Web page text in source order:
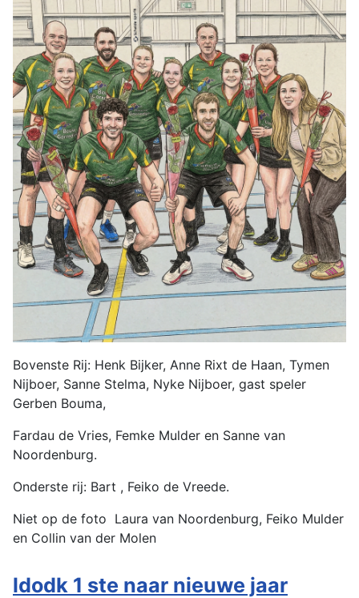
Bovenste Rij: Henk Bijker, Anne Rixt de Haan, Tymen
Nijboer, Sanne Stelma, Nyke Nijboer, gast speler
Gerben Bouma,
Fardau de Vries, Femke Mulder en Sanne van
Noordenburg.
Onderste rij: Bart , Feiko de Vreede.
Niet op de foto Laura van Noordenburg, Feiko Mulder
en Collin van der Molen
ldodk 1 ste naar nieuwe jaar